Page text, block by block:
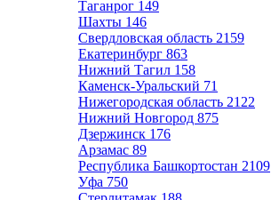
Таганрог 149
Шахты 146
Свердловская область 2159
Екатеринбург 863
Нижний Тагил 158
Каменск-Уральский 71
Нижегородская область 2122
Нижний Новгород 875
Дзержинск 176
Арзамас 89
Республика Башкортостан 2109
Уфа 750